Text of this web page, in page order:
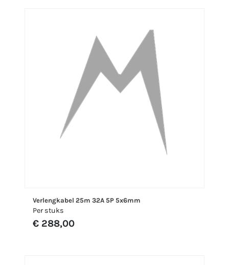
Verlengkabel 25m 32A 5P 5x6mm
Per stuks
€ 288,00